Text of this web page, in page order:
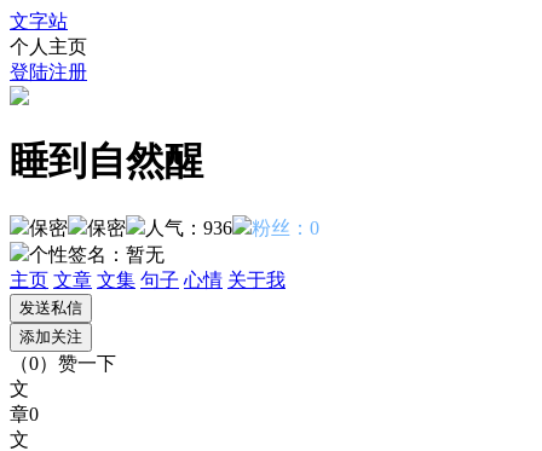
文字站
个人主页
登陆注册
睡到自然醒
保密 保密 人气：936
粉丝：0
个性签名： 暂无
主页 文章 文集 句子 心情 关于我
（0） 赞一下
文
章0
文